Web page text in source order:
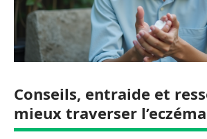
Conseils, entraide et
mieux traverser